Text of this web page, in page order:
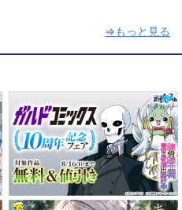
⇒もっと見る